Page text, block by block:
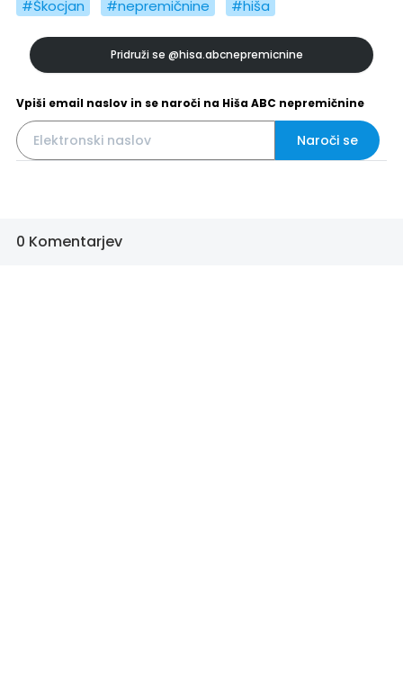
#Škocjan #nepremičnine #hiša
Pridruži se @hisa.abcnepremicnine
Vpiši email naslov in se naroči na Hiša ABC nepremičnine
Naroči se
0 Komentarjev